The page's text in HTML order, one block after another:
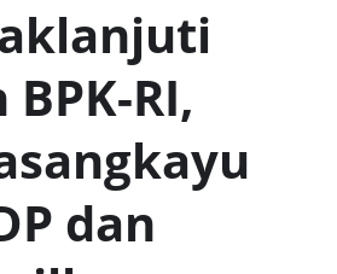
RI,
dan